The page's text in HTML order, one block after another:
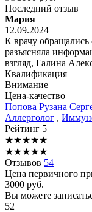
Последний отзыв
Мария
12.09.2024
К врачу обращались
разъясняла
взгляд, Галина
Квалификация
Внимание
Цена-качество
Попова Рузана
Аллерголог ,
Рейтинг 5
★★★★★
★★★★★
Отзывов 54
Цена первичного
3000 руб.
Вы можете
52